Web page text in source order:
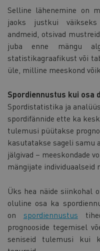
Selline lähenemine on
jaoks justkui väikseks
andmeid, otsivad
juba enne mängu
statistikagraafikust või
üle, milline meeskond
Spordiennustus kui osa
Spordistatistika ja
spordifännide ette ka
tulemusi püütakse
kasutatakse sageli samu
jälgivad – meeskondade
mängijate individuaalseid
Üks hea näide siinkohal
oluline osa ka
on spordiennustus
prognooside tegemisel
seniseid tulemusi kui